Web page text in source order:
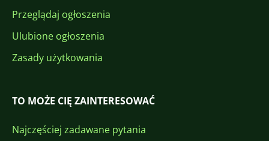
Przeglądaj ogłoszenia
Ulubione ogłoszenia
Zasady użytkowania
TO MOŻE CIĘ ZAINTERESOWAĆ
Najczęściej zadawane pytania